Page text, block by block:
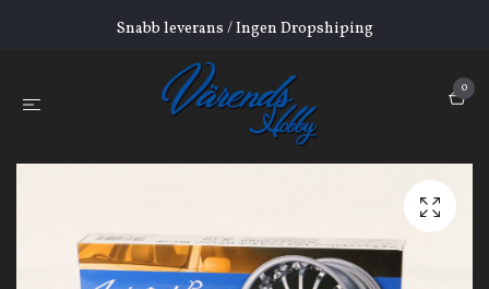
Snabb leverans / Ingen Dropshiping
0